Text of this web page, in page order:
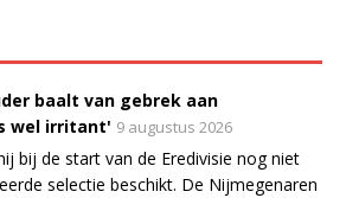
baalt van gebrek aan
wel irritant' 9 augustus 2026
bij de start van de Eredivisie nog niet
selectie beschikt. De Nijmegenaren